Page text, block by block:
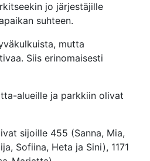
jo järjestäjille
suhteen.
mutta
Siis erinomaisesti
alueille ja parkkiin olivat
sijoille 455 (Sanna, Mia,
Sofiina, Heta ja Sini), 1171